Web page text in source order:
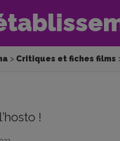
Critiques et fiches films
!